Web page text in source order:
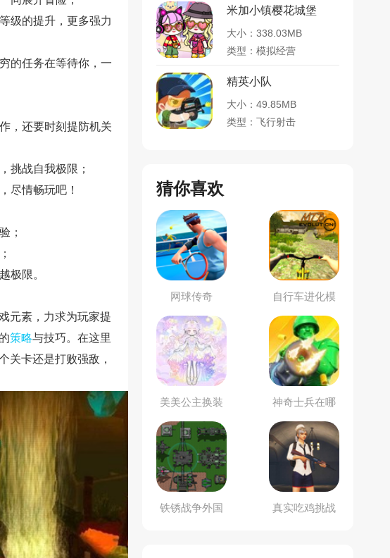
级的提升，更多强力
的任务在等待你，一
，还要时刻提防机关
挑战自我极限；
尽情畅玩吧！
；
极限。
元素，力求为玩家提
策略与技巧。在这里
关卡还是打败强敌，
米加小镇樱花城堡
大小：338.03MB
类型：模拟经营
精英小队
大小：49.85MB
类型：飞行射击
猜你喜欢
网球传奇
自行车进化模
拟器
美美公主换装
日记
神奇士兵在哪
里
铁锈战争外国
真实吃鸡挑战